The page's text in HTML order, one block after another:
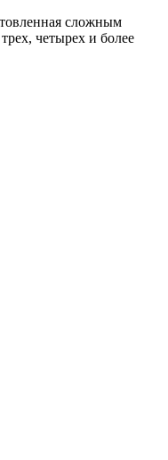
сложным
четырех и более